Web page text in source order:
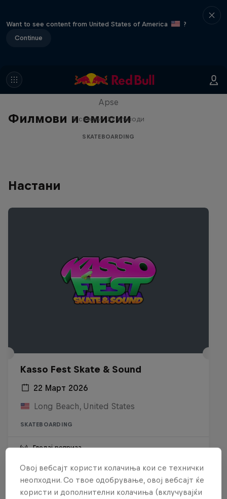
Want to see content from United States of America
?
Continue
Филмови и емисии
Skate Tales
Apse
5 сезони · 27 епизоди
SKATEBOARDING
Настани
Kasso Fest Skate & Sound
22 Март 2026
Long Beach, United States
SKATEBOARDING
Гледај реприза
Овој вебсајт користи колачиња кои се технички
неопходни. Со твое одобрување, овој вебсајт ќе
користи и дополнителни колачиња (вклучувајќи